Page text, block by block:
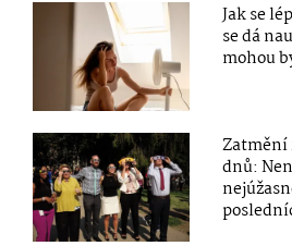
Jak se
se dá
mohou
Zatmění
dnů: